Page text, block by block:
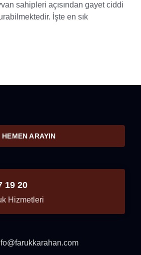
sahipleri açısından gayet ciddi
İşte en sık
HEMEN ARAYIN
19 20
Hizmetleri